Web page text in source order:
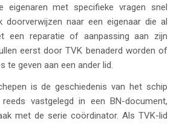
eigenaren met specifieke vragen snel
doorverwijzen naar een eigenaar die al
een reparatie of aanpassing aan zijn
eerst door TVK benaderd worden of
te geven aan een ander lid.
is de geschiedenis van het schip
vastgelegd in een BN-document,
met de serie coördinator. Als TVK-lid